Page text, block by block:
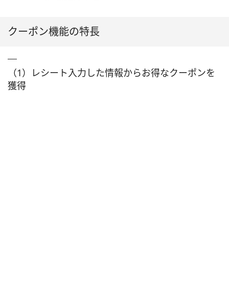
クーポン機能の特長
（1）レシート入力した情報からお得なクーポンを
獲得